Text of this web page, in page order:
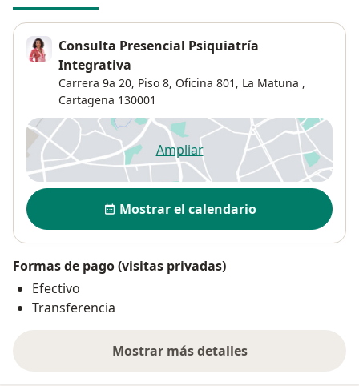
Consulta Presencial Psiquiatría
Integrativa
Carrera 9a 20, Piso 8, Oficina 801, La Matuna ,
Cartagena 130001
Ampliarse abre en una nueva
Disponibilidad
Mostrar el calendario
Formas de pago (visitas privadas)
Efectivo
Transferencia
Mostrar más detalles
sobre la dirección